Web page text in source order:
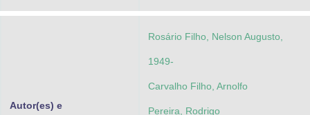
Autor(es) e
Rosário Filho, Nelson Augusto,
1949-
Carvalho Filho, Arnolfo
Pereira, Rodrigo